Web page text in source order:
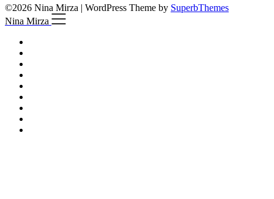
©2026 Nina Mirza | WordPress Theme by SuperbThemes
Nina Mirza